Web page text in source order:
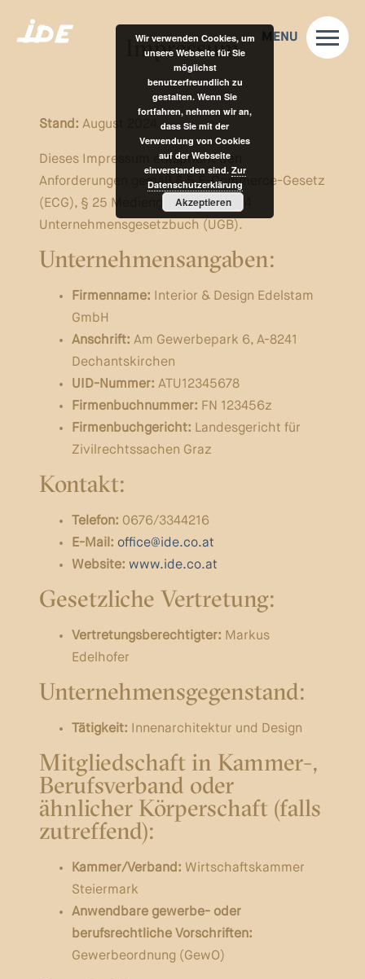
MENU
Impressum
Stand: August 2024
Dieses Impressum entspricht den
Anforderungen gemäß § 5 E-Commerce-Gesetz
(ECG), § 25 Mediengesetz und § 24
Unternehmensgesetzbuch (UGB).
Unternehmensangaben:
Firmenname: Interior & Design Edelstam
GmbH
Anschrift: Am Gewerbepark 6, A-8241
Dechantskirchen
UID-Nummer: ATU12345678
Firmenbuchnummer: FN 123456z
Firmenbuchgericht: Landesgericht für
Zivilrechtssachen Graz
Kontakt:
Telefon: 0676/3344216
E-Mail: office@ide.co.at
Website: www.ide.co.at
Gesetzliche Vertretung:
Vertretungsberechtigter: Markus
Edelhofer
Unternehmensgegenstand:
Tätigkeit: Innenarchitektur und Design
Mitgliedschaft in Kammer-,
Berufsverband oder
ähnlicher Körperschaft (falls
zutreffend):
Kammer/Verband: Wirtschaftskammer
Steiermark
Anwendbare gewerbe- oder
berufsrechtliche Vorschriften:
Gewerbeordnung (GewO)
Wir verwenden Cookies, um
unsere Webseite für Sie
möglichst
benutzerfreundlich zu
gestalten. Wenn Sie
fortfahren, nehmen wir an,
dass Sie mit der
Verwendung von Cookies
auf der Webseite
einverstanden sind. Zur
Datenschutzerklärung
Akzeptieren